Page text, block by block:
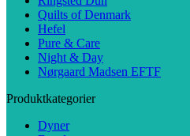
Quilts of Denmark
Hefel
Pure & Care
Night & Day
Nørgaard Madsen EFTF
Produktkategorier
Dyner